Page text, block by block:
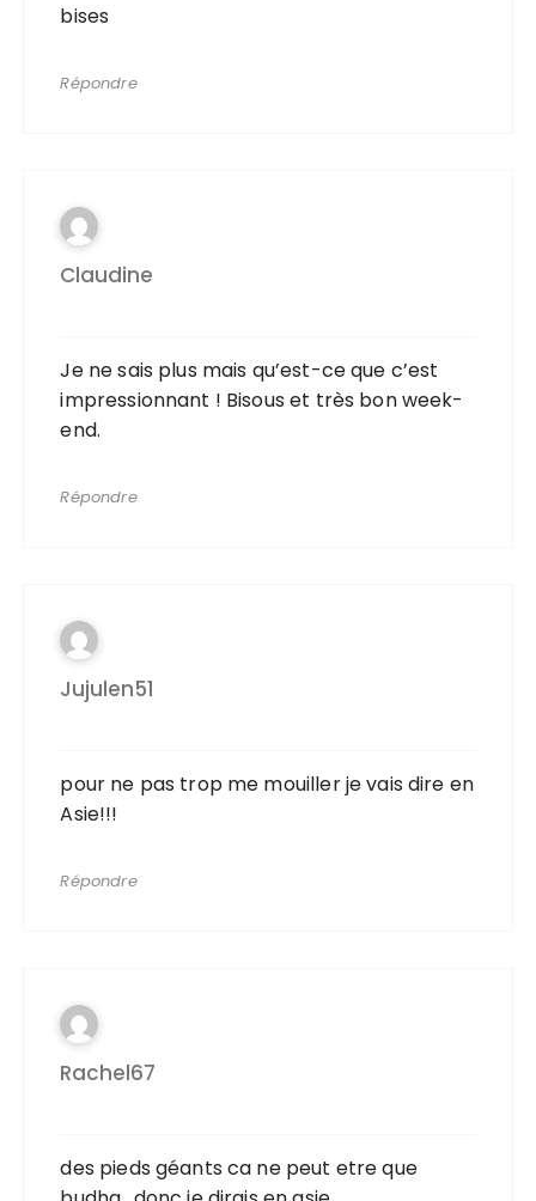
bises
Répondre
Claudine
Je ne sais plus mais qu’est-ce que c’est
impressionnant ! Bisous et très bon week-
end.
Répondre
Jujulen51
pour ne pas trop me mouiller je vais dire en
Asie!!!
Répondre
Rachel67
des pieds géants ca ne peut etre que